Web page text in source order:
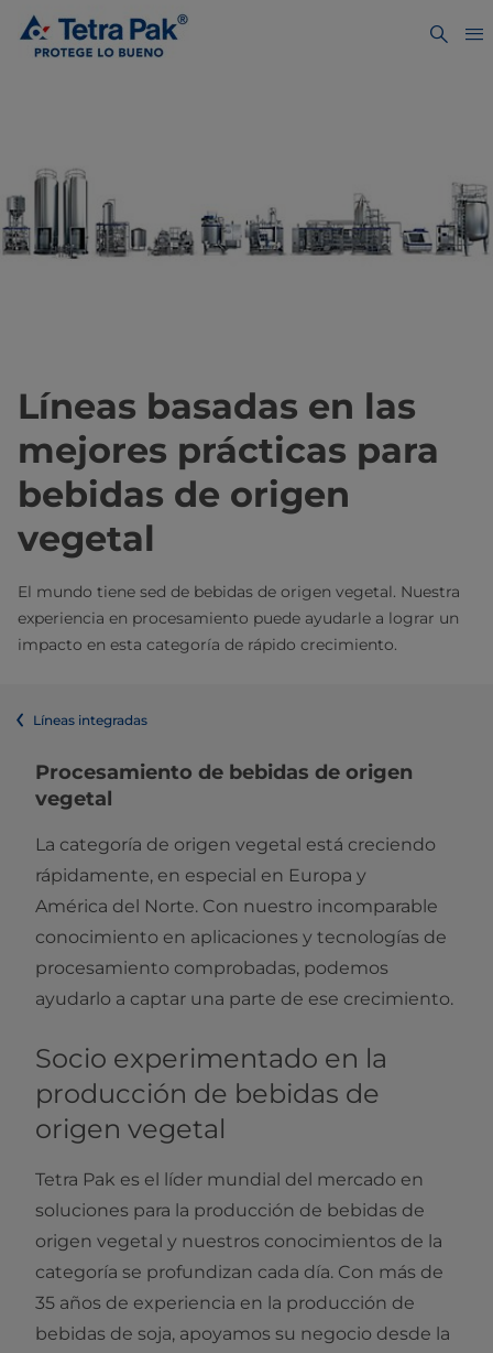
Líneas basadas en las
mejores prácticas para
bebidas de origen
vegetal
El mundo tiene sed de bebidas de origen vegetal. Nuestra
experiencia en procesamiento puede ayudarle a lograr un
impacto en esta categoría de rápido crecimiento.
Líneas integradas
Procesamiento de bebidas de origen
vegetal
La categoría de origen vegetal está creciendo
rápidamente, en especial en Europa y
América del Norte. Con nuestro incomparable
conocimiento en aplicaciones y tecnologías de
procesamiento comprobadas, podemos
ayudarlo a captar una parte de ese crecimiento.​​
Socio experimentado en la
producción de bebidas de
origen vegetal
Tetra Pak es el líder mundial del mercado en
soluciones para la producción de bebidas de
origen vegetal y nuestros conocimientos de la
categoría se profundizan cada día. Con más de
35 años de experiencia en la producción de
bebidas de soja, apoyamos su negocio desde la